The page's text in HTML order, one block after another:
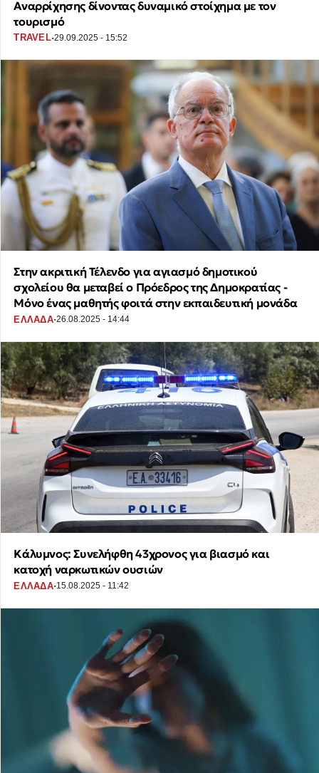
Αναρρίχησης δίνοντας δυναμικό στοίχημα με τον
τουρισμό
TRAVEL·29.09.2025 - 15:52
Στην ακριτική Τέλενδο για αγιασμό δημοτικού
σχολείου θα μεταβεί ο Πρόεδρος της Δημοκρατίας -
Μόνο ένας μαθητής φοιτά στην εκπαιδευτική μονάδα
ΕΛΛΑΔΑ·26.08.2025 - 14:44
Κάλυμνος: Συνελήφθη 43χρονος για βιασμό και
κατοχή ναρκωτικών ουσιών
ΕΛΛΑΔΑ·15.08.2025 - 11:42